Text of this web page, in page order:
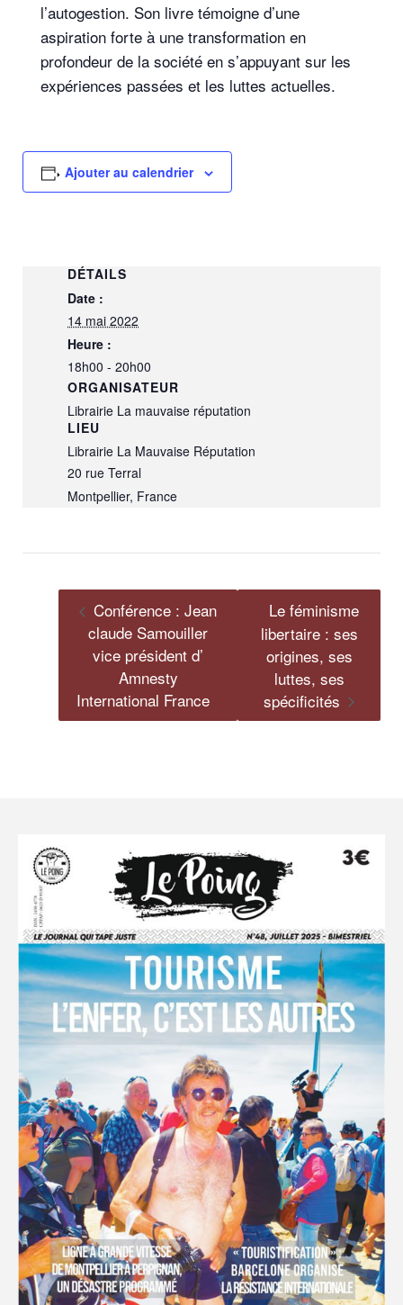
l’autogestion. Son livre témoigne d’une
aspiration forte à une transformation en
profondeur de la société en s’appuyant sur les
expériences passées et les luttes actuelles.
Ajouter au calendrier
DÉTAILS
Date :
14 mai 2022
Heure :
18h00 - 20h00
LIEU
Librairie La Mauvaise Réputation
20 rue Terral
Montpellier, France
ORGANISATEUR
Librairie La mauvaise réputation
Conférence : Jean
claude Samouiller
vice président d’
Amnesty
International France
Le féminisme
libertaire : ses
origines, ses
luttes, ses
spécificités